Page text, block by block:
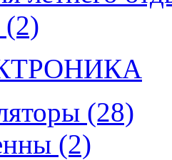
(2)
(28)
(2)